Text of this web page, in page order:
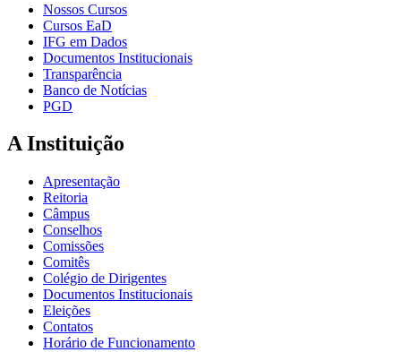
Nossos Cursos
Cursos EaD
IFG em Dados
Documentos Institucionais
Transparência
Banco de Notícias
PGD
A Instituição
Apresentação
Reitoria
Câmpus
Conselhos
Comissões
Comitês
Colégio de Dirigentes
Documentos Institucionais
Eleições
Contatos
Horário de Funcionamento